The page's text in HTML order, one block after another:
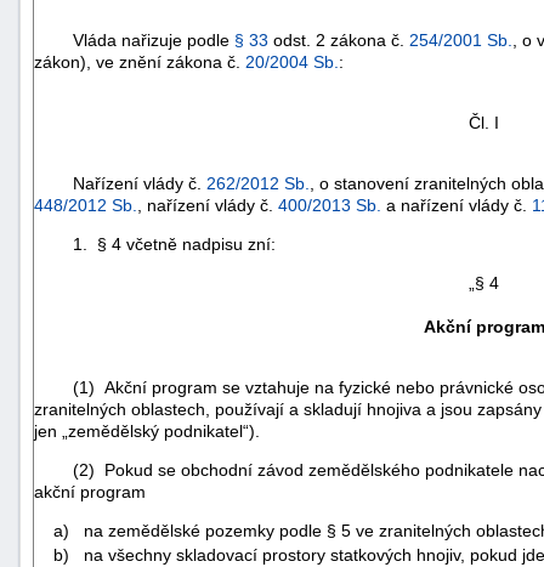
Vláda nařizuje podle § 33 odst. 2 zákona č. 254/2001 Sb.
,
zákon), ve znění zákona č. 20/2004 Sb. :
Čl. I
Nařízení vlády č. 262/2012 Sb.
, o stanovení zranitelných
448/2012 Sb.
, nařízení vlády č. 400/2013 Sb. a nařízení vlády č.
1. § 4 včetně nadpisu zní:
„§ 4
Akční program
(1) Akční program se vztahuje na fyzické nebo právnické
zranitelných oblastech, používají a skladují hnojiva a jsou
jen „zemědělský podnikatel“).
(2) Pokud se obchodní závod zemědělského podnikatele
akční program
a) na zemědělské pozemky podle § 5 ve zranitelných
b) na všechny skladovací prostory statkových hnojiv, pokud
náhrady
škody